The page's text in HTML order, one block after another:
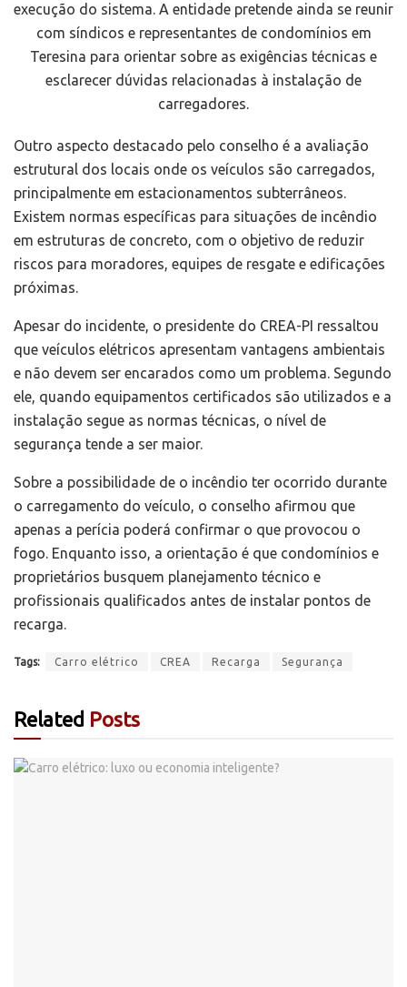
execução do sistema. A entidade pretende ainda se reunir
com síndicos e representantes de condomínios em
Teresina para orientar sobre as exigências técnicas e
esclarecer dúvidas relacionadas à instalação de
carregadores.
Outro aspecto destacado pelo conselho é a avaliação
estrutural dos locais onde os veículos são carregados,
principalmente em estacionamentos subterrâneos.
Existem normas específicas para situações de incêndio
em estruturas de concreto, com o objetivo de reduzir
riscos para moradores, equipes de resgate e edificações
próximas.
Apesar do incidente, o presidente do CREA-PI ressaltou
que veículos elétricos apresentam vantagens ambientais
e não devem ser encarados como um problema. Segundo
ele, quando equipamentos certificados são utilizados e a
instalação segue as normas técnicas, o nível de
segurança tende a ser maior.
Sobre a possibilidade de o incêndio ter ocorrido durante
o carregamento do veículo, o conselho afirmou que
apenas a perícia poderá confirmar o que provocou o
fogo. Enquanto isso, a orientação é que condomínios e
proprietários busquem planejamento técnico e
profissionais qualificados antes de instalar pontos de
recarga.
Tags: Carro elétrico CREA Recarga Segurança
Related Posts